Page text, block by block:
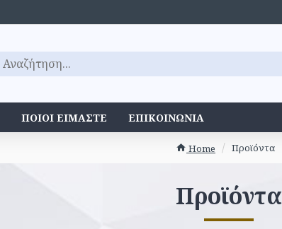
ΠΟΙΟΊ ΕΊΜΑΣΤΕ ΕΠΙΚΟΙΝΩΝΊΑ
Home Προϊόντα
Προϊόντα